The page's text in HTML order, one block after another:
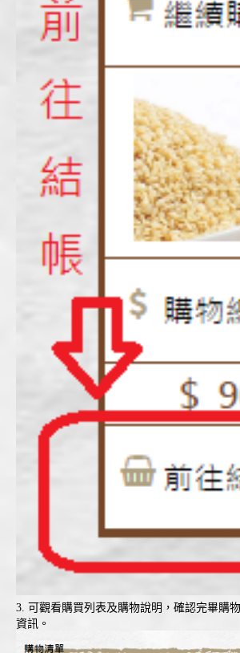
3. 可觀看購買列表及購物說明，確認完畢購
資訊。